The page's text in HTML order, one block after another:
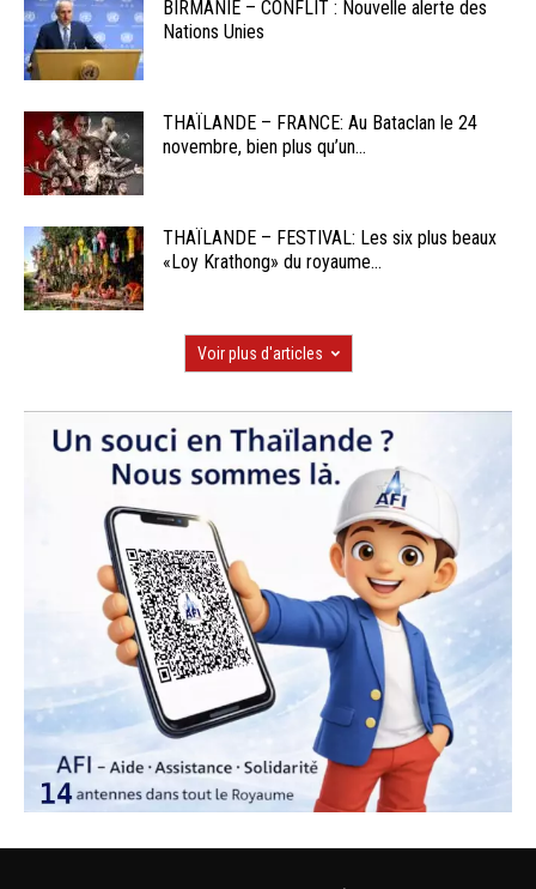
BIRMANIE – CONFLIT : Nouvelle alerte des
Nations Unies
THAÏLANDE – FRANCE: Au Bataclan le 24
novembre, bien plus qu’un...
THAÏLANDE – FESTIVAL: Les six plus beaux
«Loy Krathong» du royaume...
Voir plus d'articles